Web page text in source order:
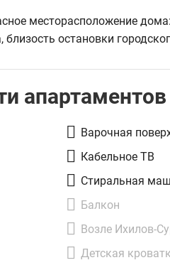
месторасположение
остановки
апартаментов
Варочная
Кабельное ТВ
Стиральная
Балкон
Возле Ихилов-
Детская